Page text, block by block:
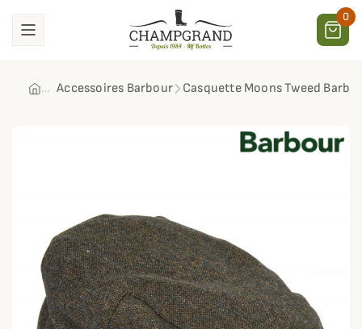
0
Accessoires Barbour Casquette Moons Tweed